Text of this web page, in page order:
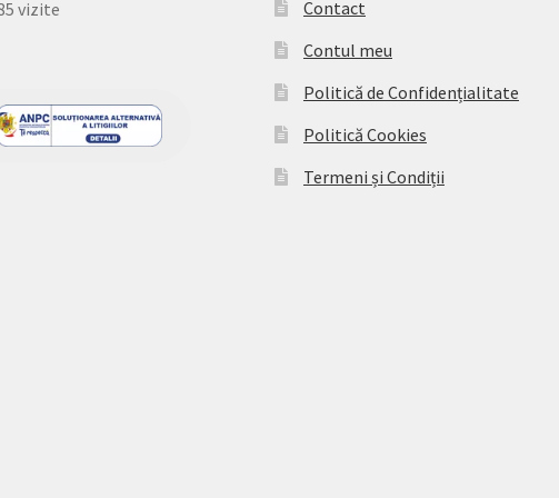
vizite
Contact
Contul meu
Politică de Confidențialitate
Politică Cookies
Termeni și Condiții